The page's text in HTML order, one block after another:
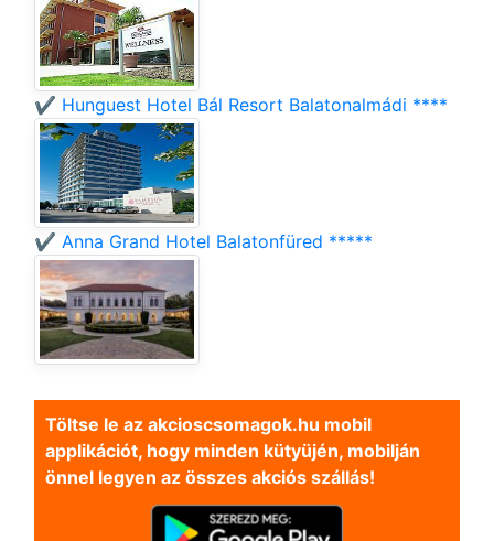
✔️ Hunguest Hotel Bál Resort Balatonalmádi ****
✔️ Anna Grand Hotel Balatonfüred *****
Töltse le az akcioscsomagok.hu mobil
applikációt, hogy minden kütyüjén, mobilján
önnel legyen az összes akciós szállás!